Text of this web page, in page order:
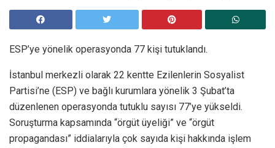
ESP’ye yönelik operasyonda 77 kişi tutuklandı.
İstanbul merkezli olarak 22 kentte Ezilenlerin Sosyalist
Partisi’ne (ESP) ve bağlı kurumlara yönelik 3 Şubat’ta
düzenlenen operasyonda tutuklu sayısı 77’ye yükseldi.
Soruşturma kapsamında “örgüt üyeliği” ve “örgüt
propagandası” iddialarıyla çok sayıda kişi hakkında işlem